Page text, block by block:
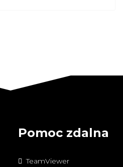
Pomoc zdalna
TeamViewer